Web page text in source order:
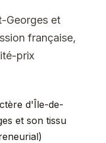
Georges et
française,
prix
d'Île-de-
et son tissu